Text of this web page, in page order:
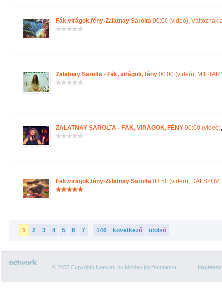
Fák,virágok,fény-Zalatnay Sarolta 00:00 (videó), Változnak
Zalatnay Sarolta - Fák, virágok, fény 00:00 (videó),
ZALATNAY SAROLTA - FÁK, VIRÁGOK, FÉNY 00:00 (videó)
Fák,virágok,fény-Zalatnay Sarolta 03:58 (videó),
1 2 3 4 5 6 7 ... 146 következő utolsó
© 2007 Copyright Network.hu Minden jog fenntartva.